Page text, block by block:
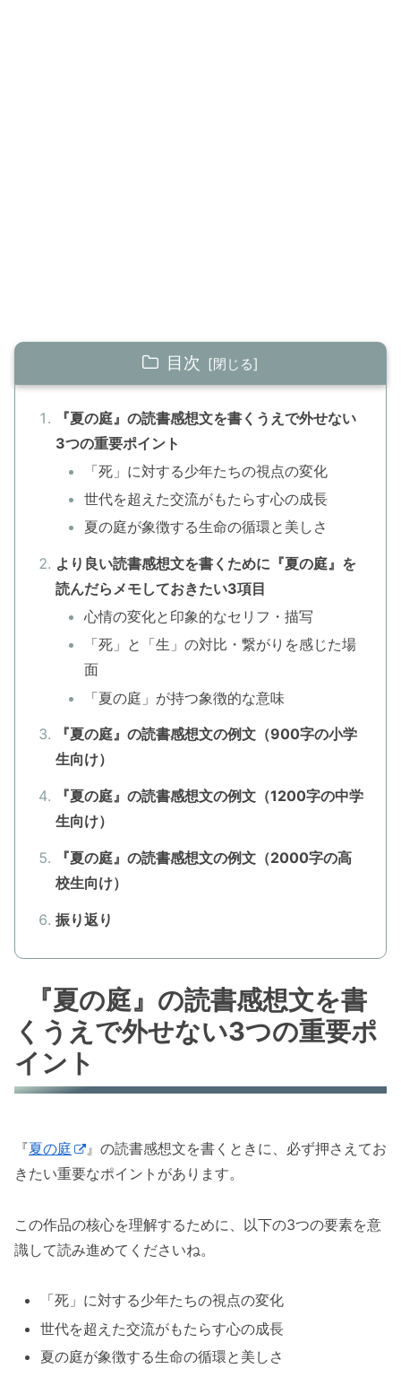
目次
『夏の庭』の読書感想文を書くうえで外せない
3つの重要ポイント
「死」に対する少年たちの視点の変化
世代を超えた交流がもたらす心の成長
夏の庭が象徴する生命の循環と美しさ
より良い読書感想文を書くために『夏の庭』を
読んだらメモしておきたい3項目
心情の変化と印象的なセリフ・描写
「死」と「生」の対比・繋がりを感じた場
面
「夏の庭」が持つ象徴的な意味
『夏の庭』の読書感想文の例文（900字の小学
生向け）
『夏の庭』の読書感想文の例文（1200字の中学
生向け）
『夏の庭』の読書感想文の例文（2000字の高
校生向け）
振り返り
『夏の庭』の読書感想文を書
くうえで外せない3つの重要ポ
イント
『夏の庭
』の読書感想文を書くときに、必ず押さえてお
きたい重要なポイントがあります。
この作品の核心を理解するために、以下の3つの要素を意
識して読み進めてくださいね。
「死」に対する少年たちの視点の変化
世代を超えた交流がもたらす心の成長
夏の庭が象徴する生命の循環と美しさ